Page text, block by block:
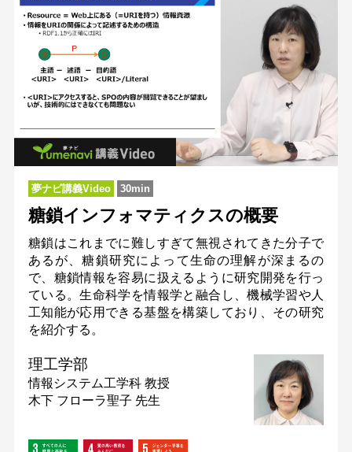
夢ナビ講義Video 30min
糖鎖インフォマティクスの概要
糖鎖はこれまでに難しすぎて無視されてきた分子で
あるが、糖鎖研究によって生命の理解が深まるの
で、糖鎖情報を容易に扱えるように研究開発を行っ
ている。生命科学を情報学と融合し、機械学習や人
工知能が応用できる基盤を構築しており、その研究
を紹介する。
理工学部
情報システム工学科 教授
木下 フローラ聖子 先生